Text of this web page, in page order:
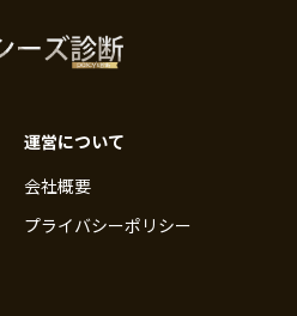
運営について
会社概要
プライバシーポリシー